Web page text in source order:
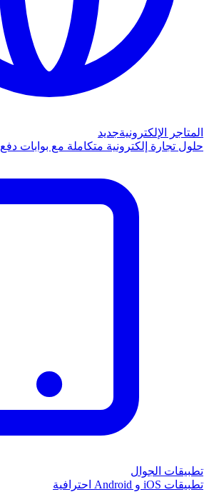
المتاجر الإلكترونيةجديد
حلول تجارة إلكترونية متكاملة مع بوابات دفع
تطبيقات الجوال
تطبيقات iOS و Android احترافية